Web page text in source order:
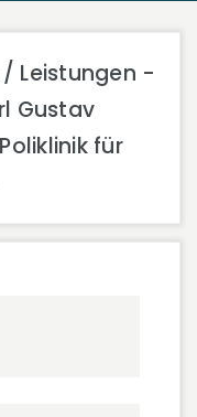
Leistungen -
Gustav
für